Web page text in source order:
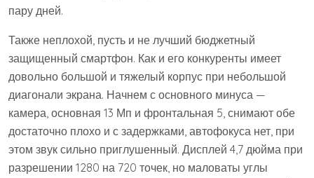
пару дней.
Также неплохой, пусть и не лучший бюджетный
защищенный смартфон. Как и его конкуренты имеет
довольно большой и тяжелый корпус при небольшой
диагонали экрана. Начнем с основного минуса —
камера, основная 13 Мп и фронтальная 5, снимают обе
достаточно плохо и с задержками, автофокуса нет, при
этом звук сильно приглушенный. Дисплей 4,7 дюйма при
разрешении 1280 на 720 точек, но маловаты углы